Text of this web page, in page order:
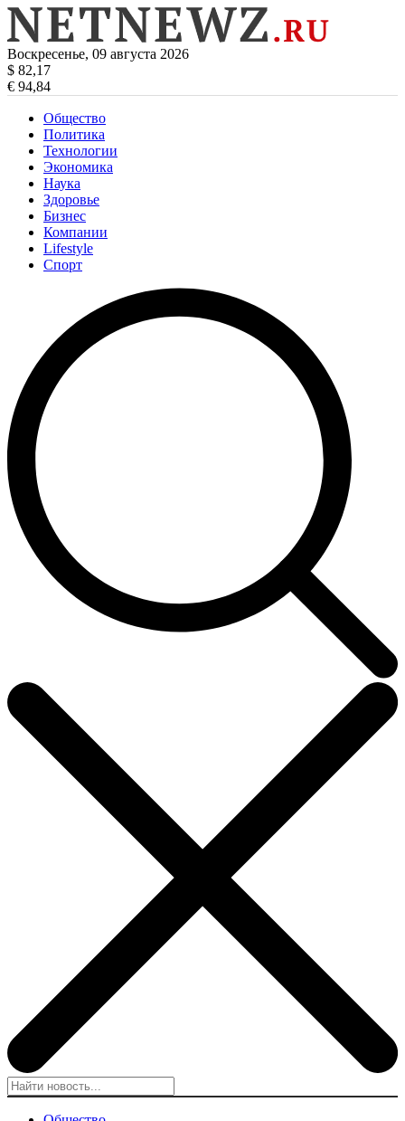
Воскресенье, 09 августа 2026
$ 82,17
€ 94,84
Общество
Политика
Технологии
Экономика
Наука
Здоровье
Бизнес
Компании
Lifestyle
Спорт